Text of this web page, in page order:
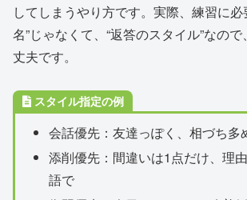
してしまうやり方です。実際、練習に必
名”じゃなくて、“返答のスタイル”なの
丈夫です。
スタイル指定の例
会話優先：友達っぽく、相づち多
添削優先：間違いは1点だけ、理
語で